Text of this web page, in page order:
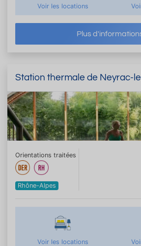
Voir les locations
Plus
Station thermale de Neyrac-
Orientations traitées
Rhône-Alpes
Voir les locations